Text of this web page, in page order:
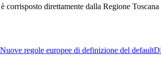
direttamente dalla Regione
Nuove regole europee di definizione del default